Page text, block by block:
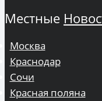
Местные
Москва
Краснодар
Сочи
Красная поляна